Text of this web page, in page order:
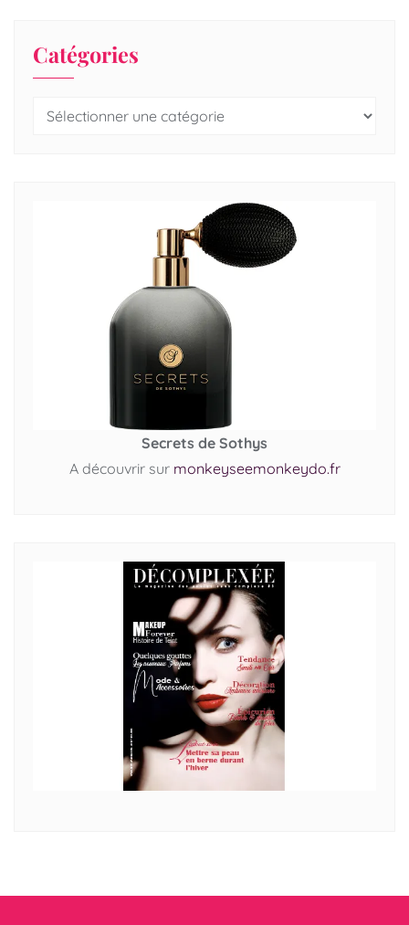
Catégories
Secrets de Sothys
A découvrir sur monkeyseemonkeydo.fr